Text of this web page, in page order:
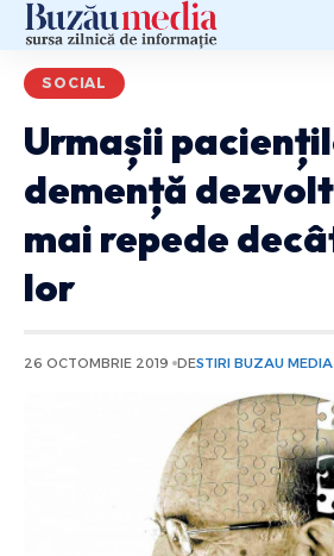
SOCIAL
Urmașii
demență
mai repede
lor
26 OCTOMBRIE 2019 DESTIRI BUZAU MEDIA